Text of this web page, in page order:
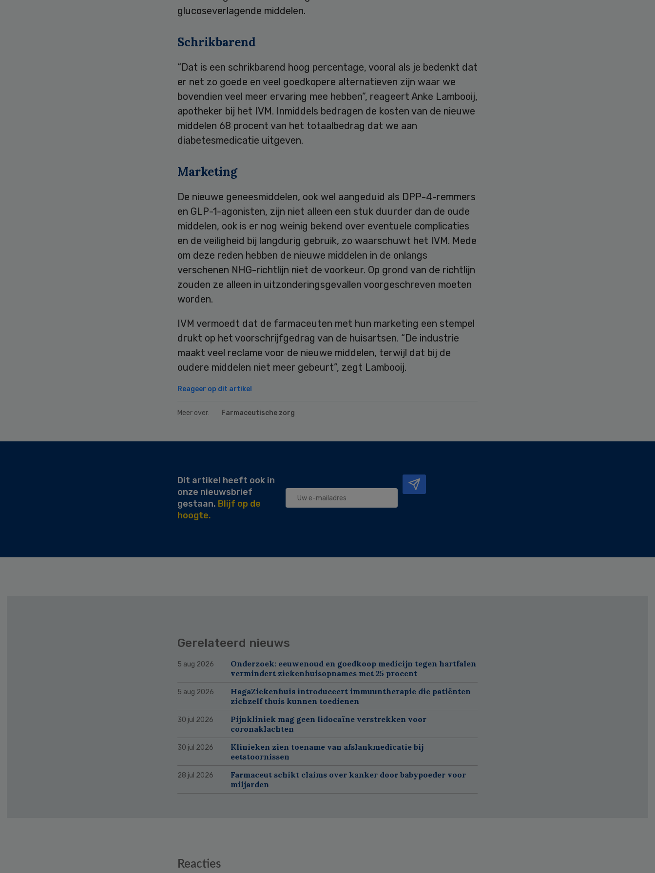
glucoseverlagende middelen.
Schrikbarend
“Dat is een schrikbarend hoog percentage, vooral als je bedenkt dat
er net zo goede en veel goedkopere alternatieven zijn waar we
bovendien veel meer ervaring mee hebben”, reageert Anke Lambooij,
apotheker bij het IVM. Inmiddels bedragen de kosten van de nieuwe
middelen 68 procent van het totaalbedrag dat we aan
diabetesmedicatie uitgeven.
Marketing
De nieuwe geneesmiddelen, ook wel aangeduid als DPP-4-remmers
en GLP-1-agonisten, zijn niet alleen een stuk duurder dan de oude
middelen, ook is er nog weinig bekend over eventuele complicaties
en de veiligheid bij langdurig gebruik, zo waarschuwt het IVM. Mede
om deze reden hebben de nieuwe middelen in de onlangs
verschenen NHG-richtlijn niet de voorkeur. Op grond van de richtlijn
zouden ze alleen in uitzonderingsgevallen voorgeschreven moeten
worden.
IVM vermoedt dat de farmaceuten met hun marketing een stempel
drukt op het voorschrijfgedrag van de huisartsen. “De industrie
maakt veel reclame voor de nieuwe middelen, terwijl dat bij de
oudere middelen niet meer gebeurt”, zegt Lambooij.
Reageer op dit artikel
Meer over: Farmaceutische zorg
Dit artikel heeft ook in
onze nieuwsbrief
gestaan. Blijf op de
hoogte.
Gerelateerd nieuws
5 aug 2026
Onderzoek: eeuwenoud en goedkoop medicijn tegen hartfalen
vermindert ziekenhuisopnames met 25 procent
5 aug 2026
HagaZiekenhuis introduceert immuuntherapie die patiënten
zichzelf thuis kunnen toedienen
30 jul 2026
Pijnkliniek mag geen lidocaïne verstrekken voor
coronaklachten
30 jul 2026
Klinieken zien toename van afslankmedicatie bij
eetstoornissen
28 jul 2026
Farmaceut schikt claims over kanker door babypoeder voor
miljarden
Reacties